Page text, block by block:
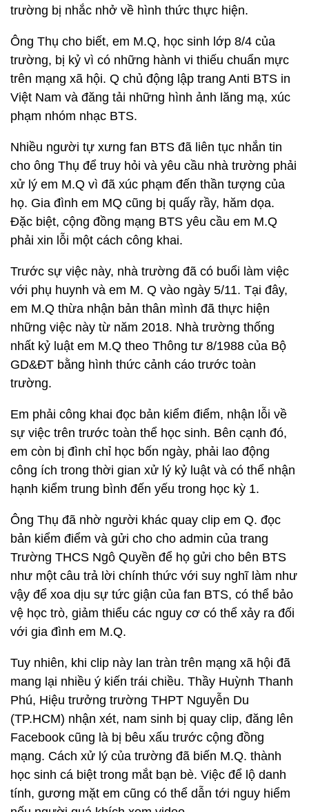
trường bị nhắc nhở về hình thức thực hiện.
Ông Thụ cho biết, em M.Q, học sinh lớp 8/4 của
trường, bị kỷ vì có những hành vi thiếu chuẩn mực
trên mạng xã hội. Q chủ động lập trang Anti BTS in
Việt Nam và đăng tải những hình ảnh lăng mạ, xúc
phạm nhóm nhạc BTS.
Nhiều người tự xưng fan BTS đã liên tục nhắn tin
cho ông Thụ để truy hỏi và yêu cầu nhà trường phải
xử lý em M.Q vì đã xúc phạm đến thần tượng của
họ. Gia đình em MQ cũng bị quấy rầy, hăm dọa.
Đặc biệt, cộng đồng mạng BTS yêu cầu em M.Q
phải xin lỗi một cách công khai.
Trước sự việc này, nhà trường đã có buổi làm việc
với phụ huynh và em M. Q vào ngày 5/11. Tại đây,
em M.Q thừa nhận bản thân mình đã thực hiện
những việc này từ năm 2018. Nhà trường thống
nhất kỷ luật em M.Q theo Thông tư 8/1988 của Bộ
GD&ĐT bằng hình thức cảnh cáo trước toàn
trường.
Em phải công khai đọc bản kiểm điểm, nhận lỗi về
sự việc trên trước toàn thể học sinh. Bên cạnh đó,
em còn bị đình chỉ học bốn ngày, phải lao động
công ích trong thời gian xử lý kỷ luật và có thể nhận
hạnh kiểm trung bình đến yếu trong học kỳ 1.
Ông Thụ đã nhờ người khác quay clip em Q. đọc
bản kiểm điểm và gửi cho cho admin của trang
Trường THCS Ngô Quyền để họ gửi cho bên BTS
như một câu trả lời chính thức với suy nghĩ làm như
vậy để xoa dịu sự tức giận của fan BTS, có thể bảo
vệ học trò, giảm thiểu các nguy cơ có thể xảy ra đối
với gia đình em M.Q.
Tuy nhiên, khi clip này lan tràn trên mạng xã hội đã
mang lại nhiều ý kiến trái chiều. Thầy Huỳnh Thanh
Phú, Hiệu trưởng trường THPT Nguyễn Du
(TP.HCM) nhận xét, nam sinh bị quay clip, đăng lên
Facebook cũng là bị bêu xấu trước cộng đồng
mạng. Cách xử lý của trường đã biến M.Q. thành
học sinh cá biệt trong mắt bạn bè. Việc để lộ danh
tính, gương mặt em cũng có thể dẫn tới nguy hiểm